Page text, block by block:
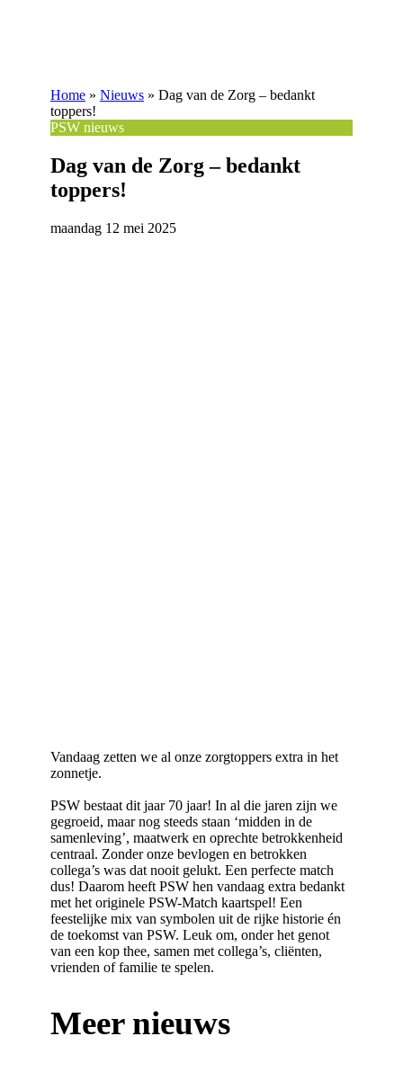
Home » Nieuws » Dag van de Zorg – bedankt
toppers!
PSW nieuws
Dag van de Zorg – bedankt
toppers!
maandag 12 mei 2025
Vandaag zetten we al onze zorgtoppers extra in het
zonnetje.
PSW bestaat dit jaar 70 jaar! In al die jaren zijn we
gegroeid, maar nog steeds staan ‘midden in de
samenleving’, maatwerk en oprechte betrokkenheid
centraal. Zonder onze bevlogen en betrokken
collega’s was dat nooit gelukt. Een perfecte match
dus! Daarom heeft PSW hen vandaag extra bedankt
met het originele PSW-Match kaartspel! Een
feestelijke mix van symbolen uit de rijke historie én
de toekomst van PSW. Leuk om, onder het genot
van een kop thee, samen met collega’s, cliënten,
vrienden of familie te spelen.
Meer nieuws